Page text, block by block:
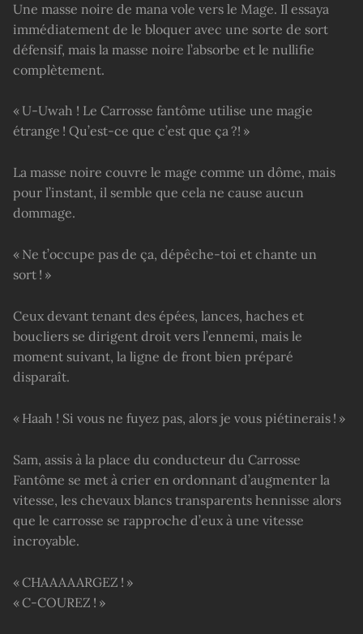
Une masse noire de mana vole vers le Mage. Il essaya
immédiatement de le bloquer avec une sorte de sort
défensif, mais la masse noire l’absorbe et le nullifie
complètement.
« U-Uwah ! Le Carrosse fantôme utilise une magie
étrange ! Qu’est-ce que c’est que ça ?! »
La masse noire couvre le mage comme un dôme, mais
pour l’instant, il semble que cela ne cause aucun
dommage.
« Ne t’occupe pas de ça, dépêche-toi et chante un
sort ! »
Ceux devant tenant des épées, lances, haches et
boucliers se dirigent droit vers l’ennemi, mais le
moment suivant, la ligne de front bien préparé
disparaît.
« Haah ! Si vous ne fuyez pas, alors je vous piétinerais ! »
Sam, assis à la place du conducteur du Carrosse
Fantôme se met à crier en ordonnant d’augmenter la
vitesse, les chevaux blancs transparents hennisse alors
que le carrosse se rapproche d’eux à une vitesse
incroyable.
« CHAAAAARGEZ ! »
« C-COUREZ ! »